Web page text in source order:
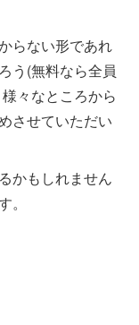
らない形であれ
う(無料なら全員
々なところから
させていただい
かもしれません